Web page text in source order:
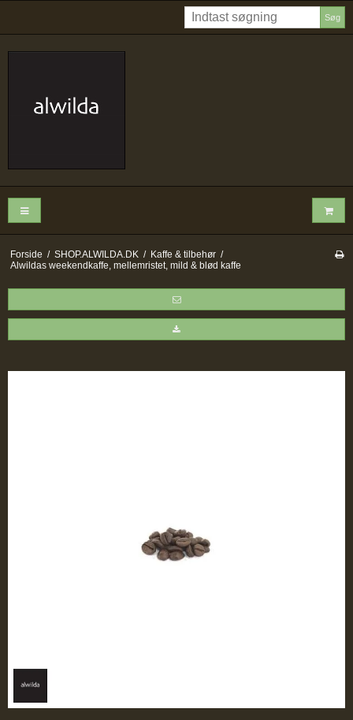
Søg
Forside / SHOP.ALWILDA.DK / Kaffe & tilbehør /
Alwildas weekendkaffe, mellemristet, mild & blød kaffe